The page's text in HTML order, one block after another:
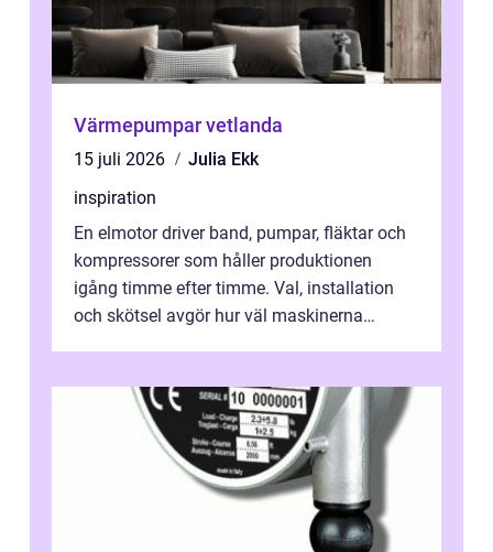
Värmepumpar vetlanda
15 juli 2026
Julia Ekk
inspiration
En elmotor driver band, pumpar, fläktar och
kompressorer som håller produktionen
igång timme efter timme. Val, installation
och skötsel avgör hur väl maskinerna